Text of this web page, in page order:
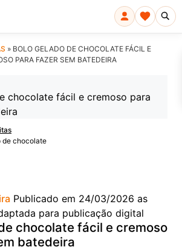
» BOLO GELADO DE CHOCOLATE FÁCIL E
PARA FAZER SEM BATEDEIRA
de chocolate
Publicado em 24/03/2026 as
para publicação digital
chocolate fácil e cremoso
batedeira